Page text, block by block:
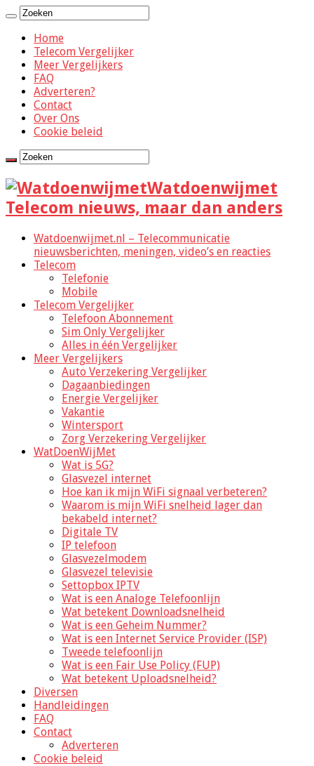
Home
Telecom Vergelijker
Meer Vergelijkers
FAQ
Adverteren?
Contact
Over Ons
Cookie beleid
Watdoenwijmet
Telecom nieuws, maar dan anders
Watdoenwijmet.nl – Telecommunicatie
nieuwsberichten, meningen, video’s en reacties
Telecom
Telefonie
Mobile
Telecom Vergelijker
Telefoon Abonnement
Sim Only Vergelijker
Alles in één Vergelijker
Meer Vergelijkers
Auto Verzekering Vergelijker
Dagaanbiedingen
Energie Vergelijker
Vakantie
Wintersport
Zorg Verzekering Vergelijker
WatDoenWijMet
Wat is 5G?
Glasvezel internet
Hoe kan ik mijn WiFi signaal verbeteren?
Waarom is mijn WiFi snelheid lager dan
bekabeld internet?
Digitale TV
IP telefoon
Glasvezelmodem
Glasvezel televisie
Settopbox IPTV
Wat is een Analoge Telefoonlijn
Wat betekent Downloadsnelheid
Wat is een Geheim Nummer?
Wat is een Internet Service Provider (ISP)
Tweede telefoonlijn
Wat is een Fair Use Policy (FUP)
Wat betekent Uploadsnelheid?
Diversen
Handleidingen
FAQ
Contact
Adverteren
Cookie beleid